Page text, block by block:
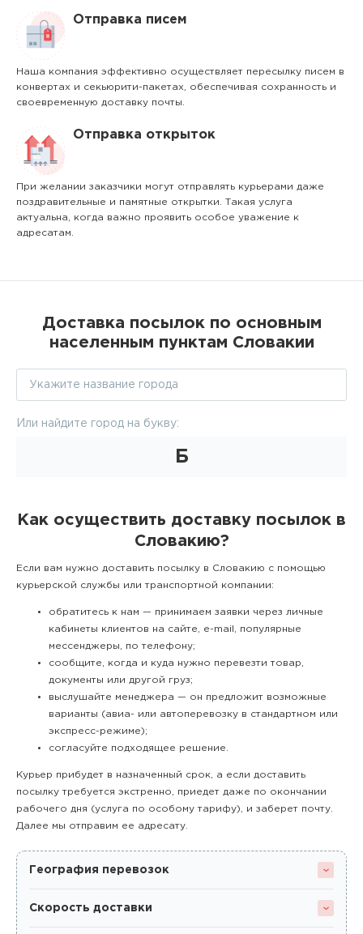
Отправка писем
Наша компания эффективно осуществляет пересылку писем в
конвертах и секьюрити-пакетах, обеспечивая сохранность и
своевременную доставку почты.
Отправка открыток
При желании заказчики могут отправлять курьерами даже
поздравительные и памятные открытки. Такая услуга
актуальна, когда важно проявить особое уважение к
адресатам.
Доставка посылок по основным
населенным пунктам Словакии
Или найдите город на букву:
Б
Как осуществить доставку посылок в
Словакию?
Если вам нужно доставить посылку в Словакию с помощью
курьерской службы или транспортной компании:
обратитесь к нам — принимаем заявки через личные
кабинеты клиентов на сайте, e-mail, популярные
мессенджеры, по телефону;
сообщите, когда и куда нужно перевезти товар,
документы или другой груз;
выслушайте менеджера — он предложит возможные
варианты (авиа- или автоперевозку в стандартном или
экспресс-режиме);
согласуйте подходящее решение.
Курьер прибудет в назначенный срок, а если доставить
посылку требуется экстренно, приедет даже по окончании
рабочего дня (услуга по особому тарифу), и заберет почту.
Далее мы отправим ее адресату.
География перевозок
Скорость доставки